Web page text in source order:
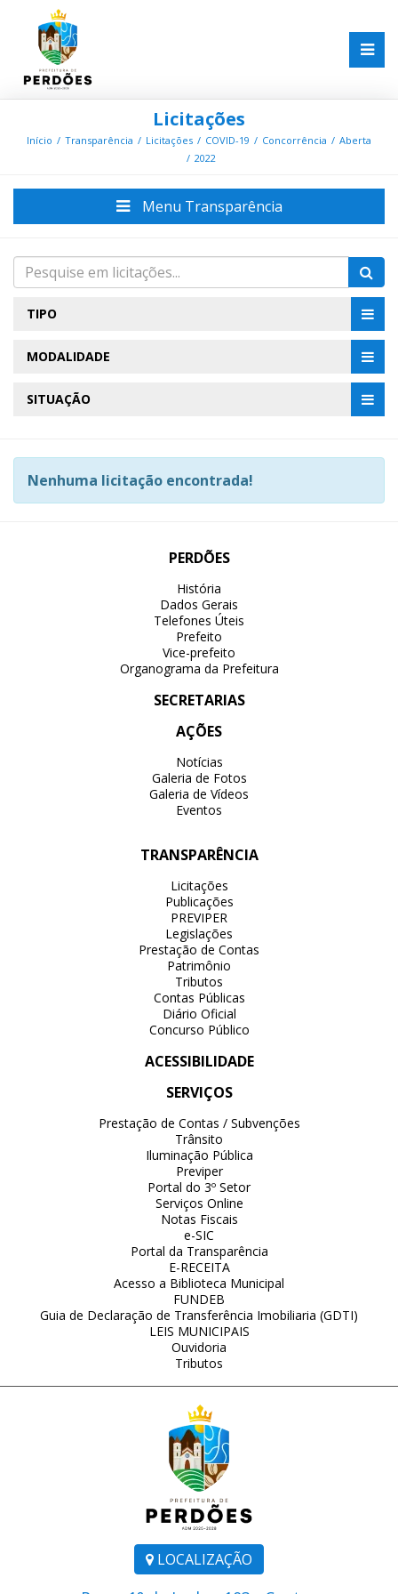
Licitações
Início Transparência Licitações COVID-19 Concorrência
Aberta
2022
Menu Transparência
TIPO
MODALIDADE
SITUAÇÃO
Nenhuma licitação encontrada!
LOCALIZAÇÃO
PERDÕES
História
Dados Gerais
Telefones Úteis
Prefeito
Vice-prefeito
Organograma da Prefeitura
SECRETARIAS
AÇÕES
Notícias
Galeria de Fotos
Galeria de Vídeos
Eventos
TRANSPARÊNCIA
Licitações
Publicações
PREVIPER
Legislações
Prestação de Contas
Patrimônio
Tributos
Contas Públicas
Diário Oficial
Concurso Público
ACESSIBILIDADE
SERVIÇOS
Prestação de Contas / Subvenções
Trânsito
Iluminação Pública
Previper
Portal do 3º Setor
Serviços Online
Notas Fiscais
e-SIC
Portal da Transparência
E-RECEITA
Acesso a Biblioteca Municipal
FUNDEB
Guia de Declaração de Transferência Imobiliaria (GDTI)
LEIS MUNICIPAIS
Ouvidoria
Tributos